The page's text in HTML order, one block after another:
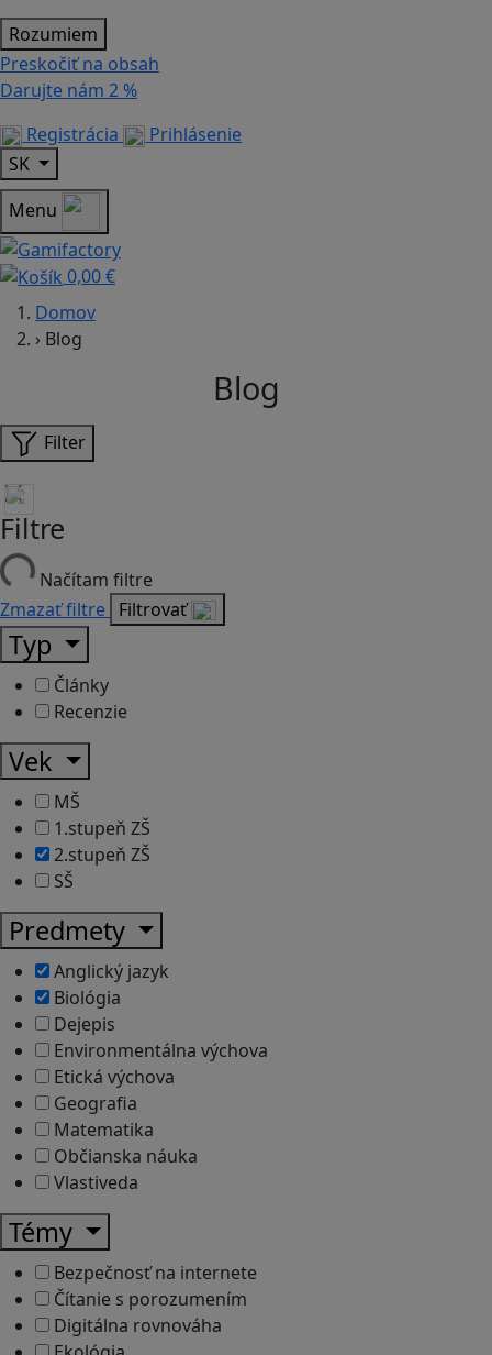
Rozumiem
Preskočiť na obsah
Darujte nám 2 %
Registrácia
Prihlásenie
SK
Menu
0,00 €
Domov
› Blog
Blog
Filter
Filtre
Načítam filtre
Zmazať filtre Filtrovať
Typ
Články
Recenzie
Vek
MŠ
1.stupeň ZŠ
2.stupeň ZŠ
SŠ
Predmety
Anglický jazyk
Biológia
Dejepis
Environmentálna výchova
Etická výchova
Geografia
Matematika
Občianska náuka
Vlastiveda
Témy
Bezpečnosť na internete
Čítanie s porozumením
Digitálna rovnováha